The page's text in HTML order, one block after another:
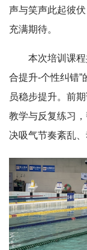
声与笑声此起彼
充满期待。
本次培训课
合提升-个性纠错
员稳步提升。前
教学与反复练习
决吸气节奏紊乱